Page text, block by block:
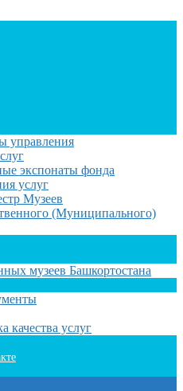
управления
экспонаты фонда
услуг
Музеев
(Муниципального)
музеев Башкортостана
качества услуг